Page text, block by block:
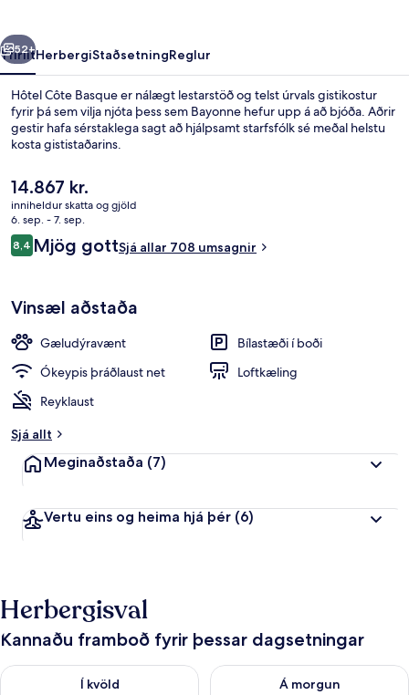
Fyrir utan
Næsta
52+
YfirlitHerbergiStaðsetningReglur
Hôtel Côte Basque er nálægt lestarstöð og telst úrvals gistikostur
fyrir þá sem vilja njóta þess sem Bayonne hefur upp á að bjóða. Aðrir
gestir hafa sérstaklega sagt að hjálpsamt starfsfólk sé meðal helstu
kosta gististaðarins.
Núverandi
verð
er
14.867 kr.
14.867 kr.
inniheldur skatta og gjöld
6. sep. - 7. sep.
Umsagnir
8,48,4 af 10
Mjög gottSjá allar 708 umsagnir
Vinsæl aðstaða
Gæludýravænt
Bílastæði í boði
Ókeypis þráðlaust net
Loftkæling
Reyklaust
Sjá allt
Meginaðstaða (7)
Vertu eins og heima hjá þér (6)
Herbergisval
Kannaðu framboð fyrir þessar dagsetningar
Í kvöld
Athuga framboð í kvöld ágú. 6 - ágú. 7
Á morgun
Athuga framboð á morgun